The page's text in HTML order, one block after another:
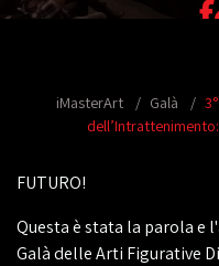
iMasterArt Galà
FUTURO!
Questa è stata la parola e
Galà delle Arti Figurative